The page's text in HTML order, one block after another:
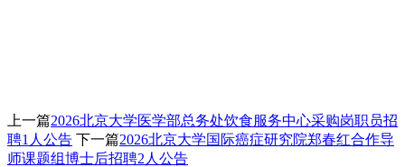
上一篇2026北京大学医学部总务处饮食服务中心采购岗职员招
聘1人公告 下一篇2026北京大学国际癌症研究院郑春红合作导
师课题组博士后招聘2人公告